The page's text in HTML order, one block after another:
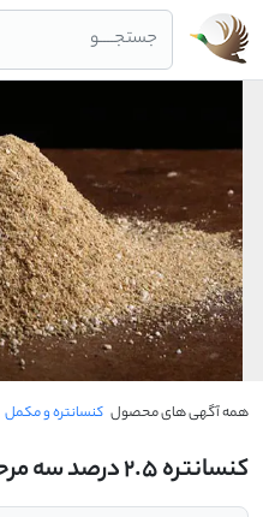
جستجــــو
همه آگهی های محصول کنسانتره و مکمل
کنسانتره 2.5 درصد سه مرحله ای